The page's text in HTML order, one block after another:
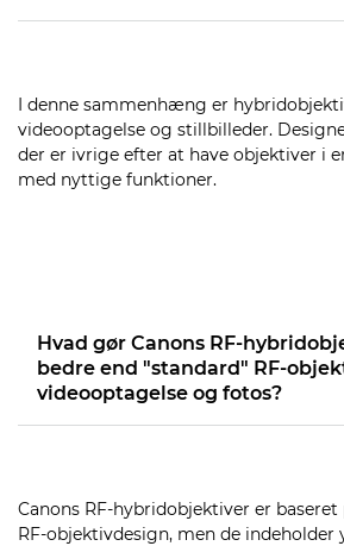
I denne sammenhæng er
videooptagelse og stillbilleder.
der er ivrige efter at have objektiver i
med nyttige funktioner.
Hvad gør Canons RF-
bedre end "standard" RF-
videooptagelse og fotos?
Canons RF-hybridobjektiver er baseret
RF-objektivdesign, men de indeholder